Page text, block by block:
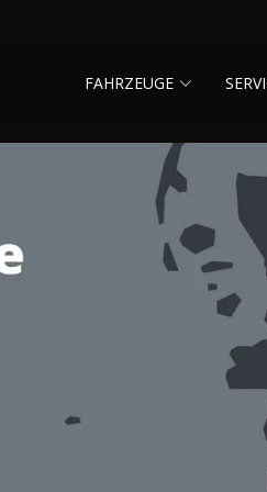
FAHRZEUGE